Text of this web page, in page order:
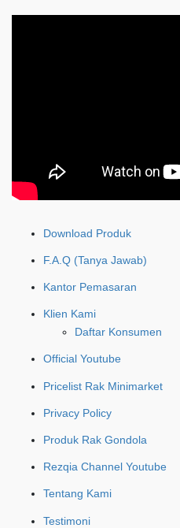
Download Produk
F.A.Q (Tanya Jawab)
Kantor Pemasaran
Klien Kami
Daftar Konsumen
Official Youtube
Pricelist Rak Minimarket
Privacy Policy
Produk Rak Gondola
Rezqia Channel Youtube
Tentang Kami
Testimoni